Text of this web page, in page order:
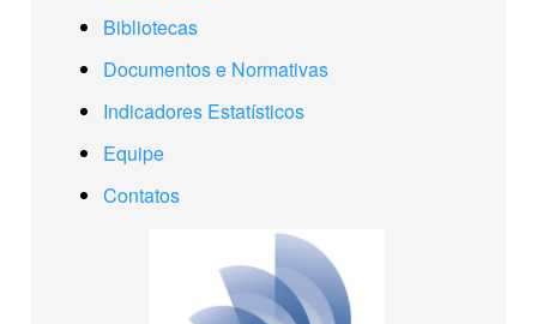
Bibliotecas
Documentos e Normativas
Indicadores Estatísticos
Equipe
Contatos